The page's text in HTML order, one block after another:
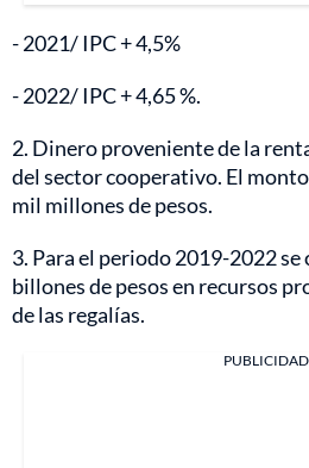
- 2021/ IPC + 4,5%
- 2022/ IPC + 4,65 %.
2. Dinero proveniente de la
del sector cooperativo. El
mil millones de pesos.
3. Para el periodo 2019-2022 se
billones de pesos en recursos
de las regalías.
PUBLICIDAD